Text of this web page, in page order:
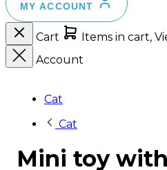
MY ACCOUNT
Cart
Items in cart,
Account
Cat
Cat
Mini toy